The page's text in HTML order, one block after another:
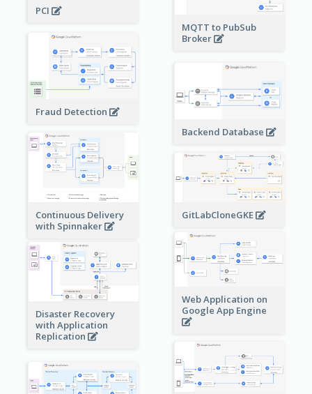
PCI
MQTT to PubSub
Broker
Fraud Detection
Backend Database
Continuous Delivery
with Spinnaker
GitLabCloneGKE
Web Application on
Google App Engine
Disaster Recovery
with Application
Replication